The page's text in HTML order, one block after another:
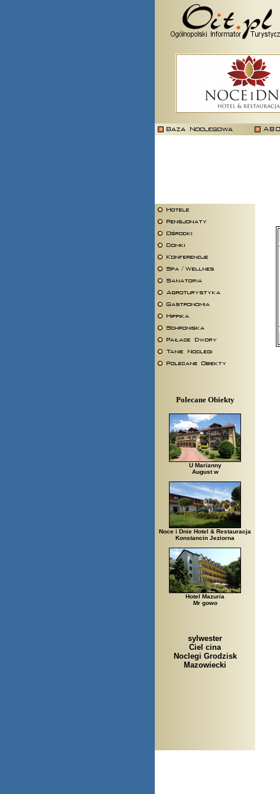
Polecane Obiekty
U Marianny
August w
Noce i Dnie Hotel & Restauracja
Konstancin Jeziorna
Hotel Mazuria
Mr gowo
sylwester
Ciel cina
Noclegi Grodzisk
Mazowiecki